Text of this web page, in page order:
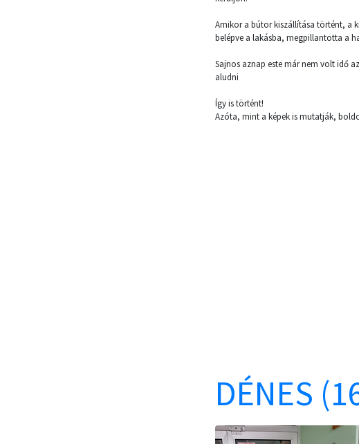
Amikor a bútor kiszállítása történt, a
belépve a lakásba, megpillantotta a
Sajnos aznap este már nem volt idő
aludni
Így is történt!
Azóta, mint a képek is mutatják,
DÉNES